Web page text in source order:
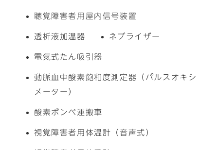
聴覚障害者用屋内信号装置
透析液加温器 ネブライザー
電気式たん吸引器
動脈血中酸素飽和度測定器（パルスオキシ
メーター）
酸素ボンベ運搬車
視覚障害者用体温計（音声式）